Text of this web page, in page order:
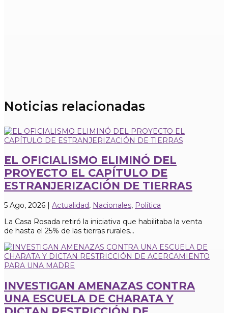
Noticias relacionadas
EL OFICIALISMO ELIMINÓ DEL
PROYECTO EL CAPÍTULO DE
ESTRANJERIZACIÓN DE TIERRAS
5 Ago, 2026 Actualidad, Nacionales, Política
La Casa Rosada retiró la iniciativa que habilitaba la venta
de hasta el 25% de las tierras rurales...
INVESTIGAN AMENAZAS CONTRA
UNA ESCUELA DE CHARATA Y